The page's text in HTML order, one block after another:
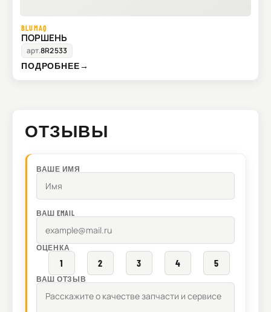
BLUMAQ
ПОРШЕНЬ
арт.8R2533
ПОДРОБНЕЕ→
ОТЗЫВЫ
ВАШЕ ИМЯ
ВАШ EMAIL
ОЦЕНКА
1 2 3 4 5
ВАШ ОТЗЫВ